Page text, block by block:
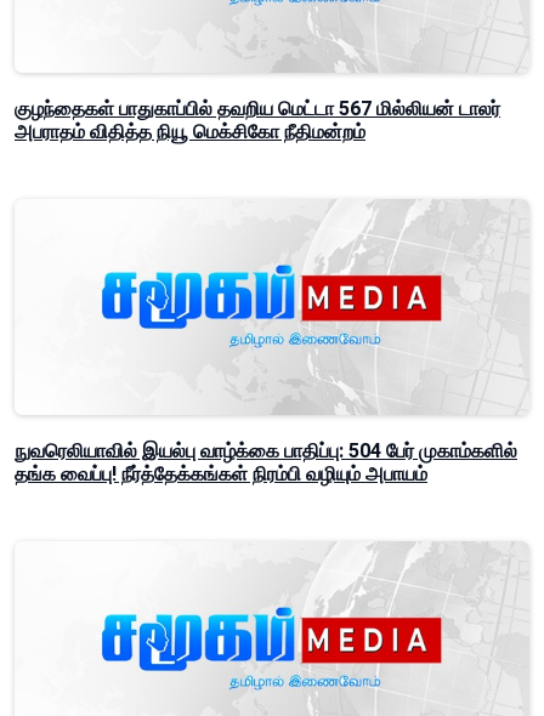
குழந்தைகள் பாதுகாப்பில் தவறிய மெட்டா 567 மில்லியன் டாலர்
அபராதம் விதித்த நியூ மெக்சிகோ நீதிமன்றம்
நுவரெலியாவில் இயல்பு வாழ்க்கை பாதிப்பு: 504 பேர் முகாம்களில்
தங்க வைப்பு! நீர்த்தேக்கங்கள் நிரம்பி வழியும் அபாயம்